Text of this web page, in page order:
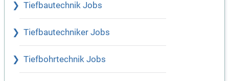
Tiefbautechnik Jobs
Tiefbautechniker Jobs
Tiefbohrtechnik Jobs